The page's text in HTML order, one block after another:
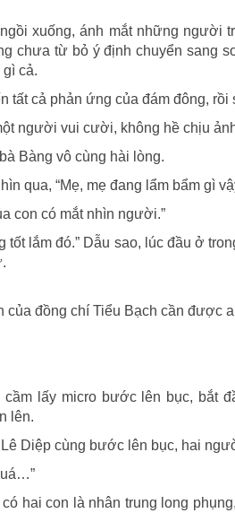
xuống, ánh mắt những người
chưa từ bỏ ý định chuyển sang
cả.
tất cả phản ứng của đám đông,
người vui cười, không hề chịu
Bàng vô cùng hài lòng.
qua, “Mẹ, mẹ đang lẩm bẩm gì
con có mắt nhìn người.”
tốt lắm đó.” Dẫu sao, lúc đầu ở
của đồng chí Tiểu Bạch cần được
lấy micro bước lên bục, bắt
lên.
Diệp cùng bước lên bục, hai
có hai con là nhân trung long